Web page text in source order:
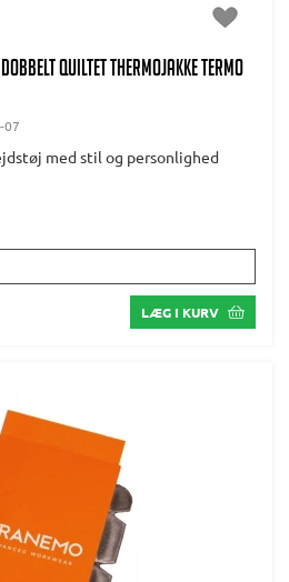
QUILTET THERMOJAKKE TERMO
07
med stil og personlighed
LÆG I KURV